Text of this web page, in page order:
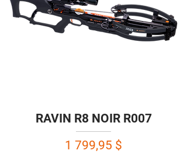
RAVIN R8 NOIR R007
Prix
1 799,95 $